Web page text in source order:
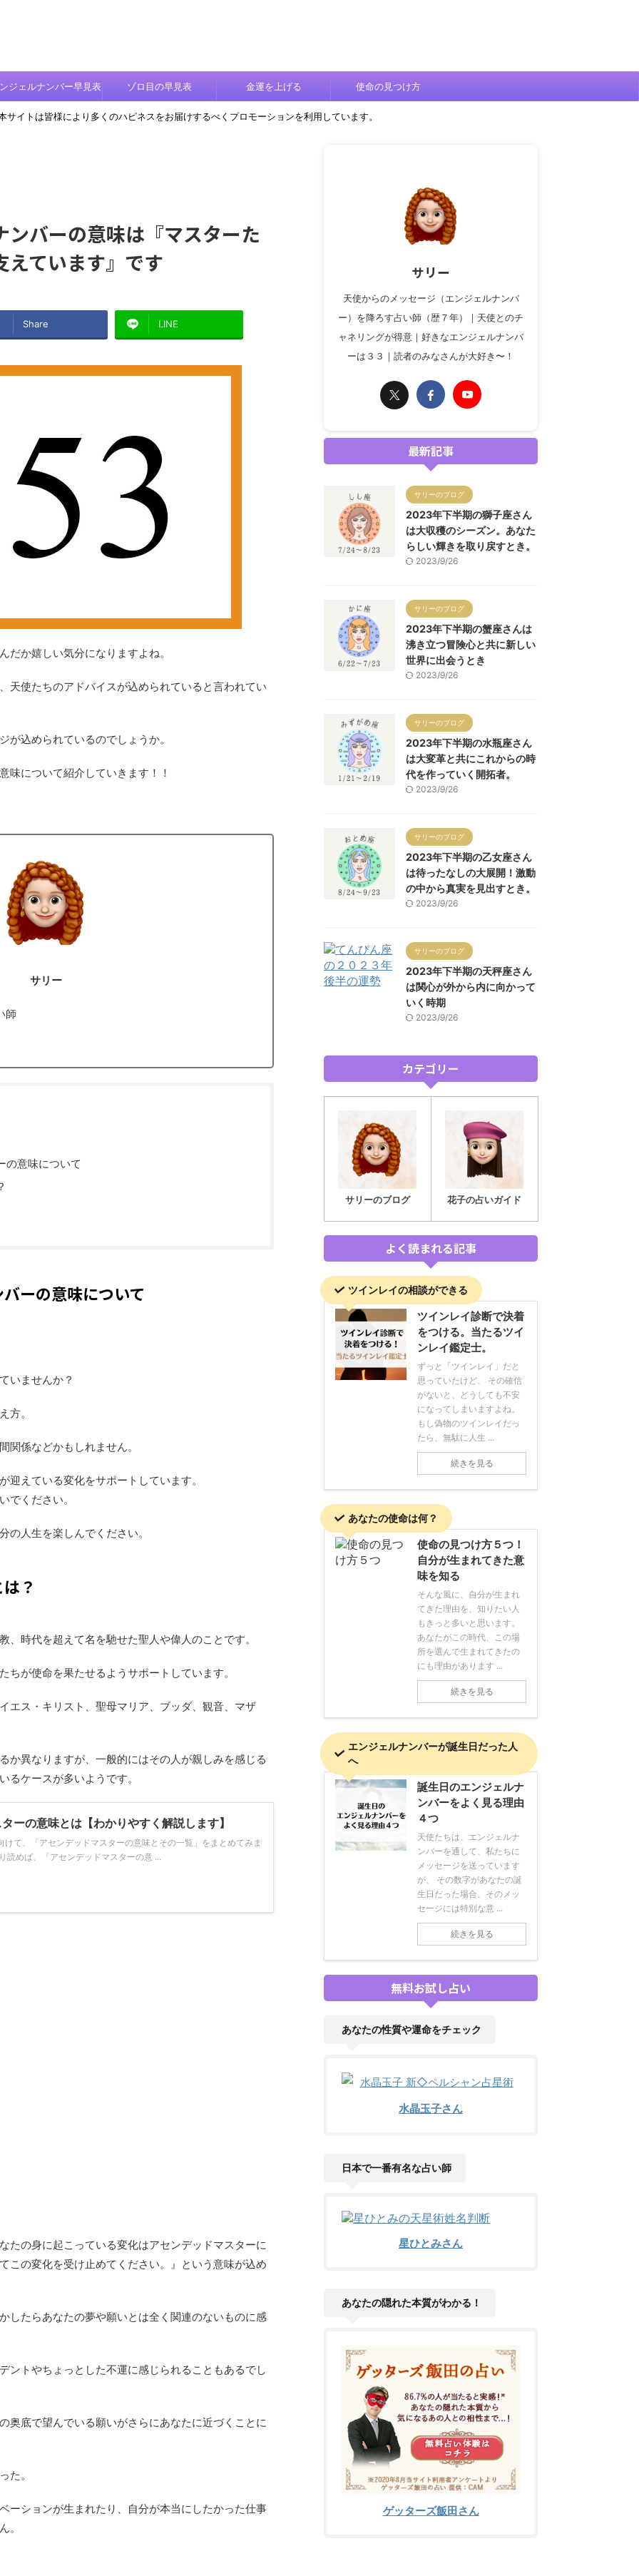
ジェルナンバー早見表 ゾロ目の早見表 金運を上げる 使命の見つけ方
サイトは皆様により多くのハピネスをお届けするべくプロモーションを利用しています。
バーの意味は『マスターた
えています』です
Share LINE
だか嬉しい気分になりますよね。
天使たちのアドバイスが込められていると言われてい
が込められているのでしょうか。
味について紹介していきます！！
サリー
師
の意味について
ーの意味について
いませんか？
方。
関係などかもしれません。
えている変化をサポートしています。
でください。
の人生を楽しんでください。
？
、時代を超えて名を馳せた聖人や偉人のことです。
ちが使命を果たせるようサポートしています。
エス・キリスト、聖母マリア、ブッダ、観音、マザ
か異なりますが、一般的にはその人が親しみを感じる
るケースが多いようです。
ーの意味とは【わかりやすく解説します】
けて、「アセンデッドマスターの意味とその一覧」をまとめてみま
読めば、「アセンデッドマスターの意 ...
たの身に起こっている変化はアセンデッドマスターに
この変化を受け止めてください。』という意味が込め
したらあなたの夢や願いとは全く関連のないものに感
ントやちょっとした不運に感じられることもあるでし
奥底で望んでいる願いがさらにあなたに近づくことに
た。
ーションが生まれたり、自分が本当にしたかった仕事
。
サリー
天使からのメッセージ（エンジェルナンバ
ー）を降ろす占い師（歴７年）｜天使とのチ
ャネリングが得意｜好きなエンジェルナンバ
ーは３３｜読者のみなさんが大好き〜！
最新記事
サリーのブログ
2023年下半期の獅子座さん
は大収穫のシーズン。あなた
らしい輝きを取り戻すとき。
2023/9/26
サリーのブログ
2023年下半期の蟹座さんは
沸き立つ冒険心と共に新しい
世界に出会うとき
2023/9/26
サリーのブログ
2023年下半期の水瓶座さん
は大変革と共にこれからの時
代を作っていく開拓者。
2023/9/26
サリーのブログ
2023年下半期の乙女座さん
は待ったなしの大展開！激動
の中から真実を見出すとき。
2023/9/26
サリーのブログ
2023年下半期の天秤座さん
は関心が外から内に向かって
いく時期
2023/9/26
カテゴリー
サリーのブログ 花子の占いガイド
よく読まれる記事
ツインレイの相談ができる
ツインレイ診断で決着
をつける。当たるツイ
ンレイ鑑定士。
ずっと「ツインレイ」だと
思っていたけど、 その確信
がないと、どうしても不安
になってしまいますよね。
もし偽物のツインレイだっ
たら、無駄に人生 ...
続きを見る
あなたの使命は何？
使命の見つけ方５つ！
自分が生まれてきた意
味を知る
そんな風に、自分が生まれ
てきた理由を、知りたい人
もきっと多いと思います。
あなたがこの時代、この場
所を選んで生まれてきたの
にも理由があります ...
続きを見る
エンジェルナンバーが誕生日だった人
へ
誕生日のエンジェルナ
ンバーをよく見る理由
４つ
天使たちは、エンジェルナ
ンバーを通して、私たちに
メッセージを送っています
が、 その数字があなたの誕
生日だった場合、そのメッ
セージには特別な意 ...
続きを見る
無料お試し占い
あなたの性質や運命をチェック
水晶玉子さん
日本で一番有名な占い師
星ひとみさん
あなたの隠れた本質がわかる！
ゲッターズ飯田さん